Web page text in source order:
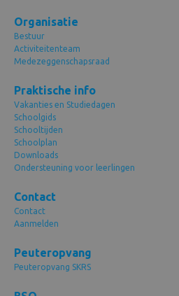
Organisatie
Bestuur
Activiteitenteam
Medezeggenschapsraad
Praktische info
Vakanties en Studiedagen
Schoolgids
Schooltijden
Schoolplan
Downloads
Ondersteuning voor leerlingen
Contact
Contact
Aanmelden
Peuteropvang
Peuteropvang SKRS